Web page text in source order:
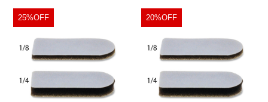
25%OFF 20%OFF